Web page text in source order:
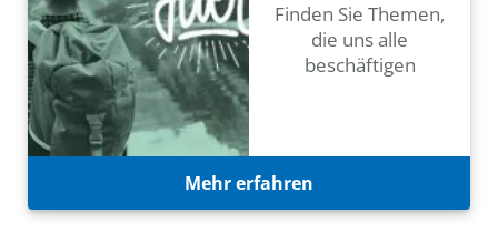
Finden Sie Themen,
die uns alle
beschäftigen
Mehr erfahren